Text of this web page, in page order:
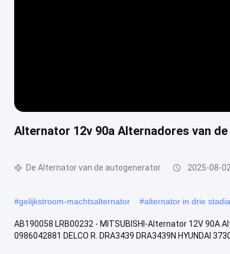
Alternator 12v 90a Alternadores van
De Alternator van de autogenerator 2025-08-02
#gelijkstroom-machtsalternator #alternator in drie stadia
AB190058 LRB00232 - MITSUBISHI-Alternator 12V 90A
0986042881 DELCO R. DRA3439 DRA3439N HYUNDAI